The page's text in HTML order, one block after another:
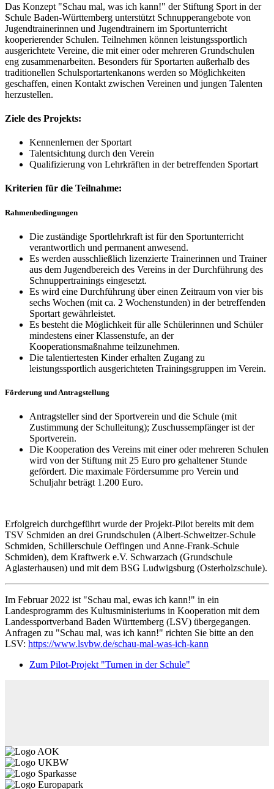
Das Konzept "Schau mal, was ich kann!" der Stiftung Sport in der
Schule Baden-Württemberg unterstützt Schnupperangebote von
Jugendtrainerinnen und Jugendtrainern im Sportunterricht
kooperierender Schulen. Teilnehmen können leistungssportlich
ausgerichtete Vereine, die mit einer oder mehreren Grundschulen
eng zusammenarbeiten. Besonders für Sportarten außerhalb des
traditionellen Schulsportartenkanons werden so Möglichkeiten
geschaffen, einen Kontakt zwischen Vereinen und jungen Talenten
herzustellen.
Ziele des Projekts:
Kennenlernen der Sportart
Talentsichtung durch den Verein
Qualifizierung von Lehrkräften in der betreffenden Sportart
Kriterien für die Teilnahme:
Rahmenbedingungen
Die zuständige Sportlehrkraft ist für den Sportunterricht
verantwortlich und permanent anwesend.
Es werden ausschließlich lizenzierte Trainerinnen und Trainer
aus dem Jugendbereich des Vereins in der Durchführung des
Schnuppertrainings eingesetzt.
Es wird eine Durchführung über einen Zeitraum von vier bis
sechs Wochen (mit ca. 2 Wochenstunden) in der betreffenden
Sportart gewährleistet.
Es besteht die Möglichkeit für alle Schülerinnen und Schüler
mindestens einer Klassenstufe, an der
Kooperationsmaßnahme teilzunehmen.
Die talentiertesten Kinder erhalten Zugang zu
leistungssportlich ausgerichteten Trainingsgruppen im Verein.
Förderung und Antragstellung
Antragsteller sind der Sportverein und die Schule (mit
Zustimmung der Schulleitung); Zuschussempfänger ist der
Sportverein.
Die Kooperation des Vereins mit einer oder mehreren Schulen
wird von der Stiftung mit 25 Euro pro gehaltener Stunde
gefördert. Die maximale Fördersumme pro Verein und
Schuljahr beträgt 1.200 Euro.
Erfolgreich durchgeführt wurde der Projekt-Pilot bereits mit dem
TSV Schmiden an drei Grundschulen (Albert-Schweitzer-Schule
Schmiden, Schillerschule Oeffingen und Anne-Frank-Schule
Schmiden), dem Kraftwerk e.V. Schwarzach (Grundschule
Aglasterhausen) und mit dem BSG Ludwigsburg (Osterholzschule).
Im Februar 2022 ist "Schau mal, ewas ich kann!" in ein
Landesprogramm des Kultusministeriums in Kooperation mit dem
Landessportverband Baden Württemberg (LSV) übergegangen.
Anfragen zu "Schau mal, was ich kann!" richten Sie bitte an den
LSV: https://www.lsvbw.de/schau-mal-was-ich-kann
Zum Pilot-Projekt "Turnen in der Schule"